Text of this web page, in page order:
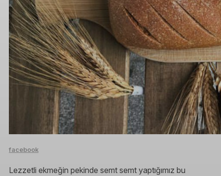
facebook
Lezzetli ekmeğin pekinde semt semt yaptığımız bu